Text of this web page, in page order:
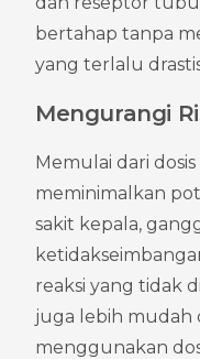
bertahap tanpa
yang terlalu
Mengurangi
Memulai dari
meminimalkan
sakit kepala,
reaksi yang tidak
juga lebih mudah
menggunakan